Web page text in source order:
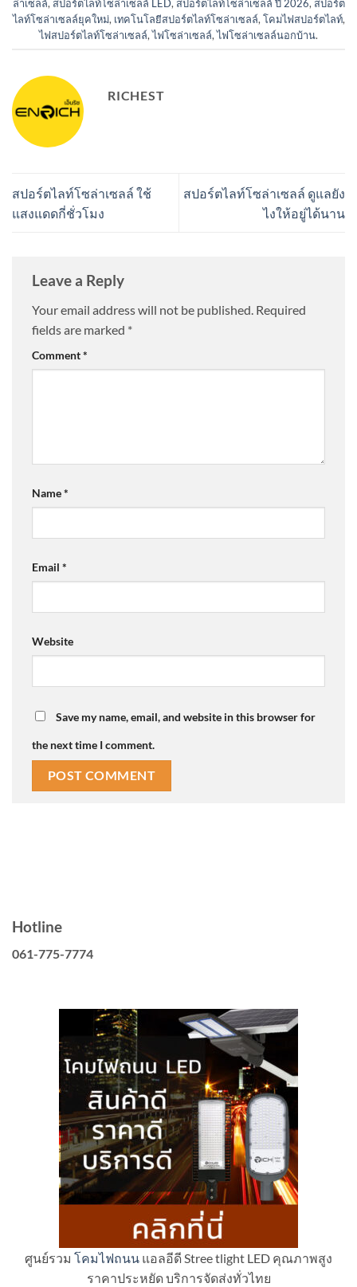
ล่าเซลล์, สปอร์ตไลท์โซล่าเซลล์ LED, สปอร์ตไลท์โซล่าเซลล์ ปี 2026, สปอร์ต
ไลท์โซล่าเซลล์ยุคใหม่, เทคโนโลยีสปอร์ตไลท์โซล่าเซลล์, โคมไฟสปอร์ตไลท์,
ไฟสปอร์ตไลท์โซล่าเซลล์,ไฟโซล่าเซลล์,ไฟโซล่าเซลล์นอกบ้าน.
RICHEST
สปอร์ตไลท์โซล่าเซลล์ ใช้
แสงแดดกี่ชั่วโมง
สปอร์ตไลท์โซล่าเซลล์ ดูแลยัง
ไงให้อยู่ได้นาน
Leave a Reply
Your email address will not be published. Required
fields are marked *
Comment*
Name*
Email *
Website
Save my name, email, and website in this browser for
the next time I comment.
Hotline
061-775-7774
ศูนย์รวม โคมไฟถนน แอลอีดี Stree tlight LED คุณภาพสูง
ราคาประหยัด บริการจัดส่งทั่วไทย